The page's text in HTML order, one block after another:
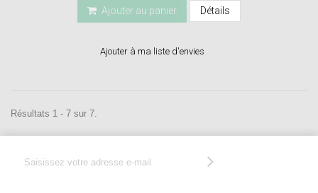
Ajouter au panier Détails
Ajouter à ma liste d'envies
Résultats 1 - 7 sur 7.